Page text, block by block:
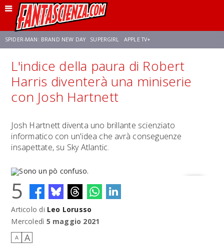
SPIDER-MAN: BRAND NEW DAY SUPERGIRL APPLE TV+
FRANCO RICCIARDIELLO ZENDAYA STAR TREK AVENGERS: DOOMSDAY
SADIE SINK
L'indice della paura di Robert
Harris diventerà una miniserie
con Josh Hartnett
Josh Hartnett diventa uno brillante scienziato
informatico con un'idea che avrà conseguenze
insapettate, su Sky Atlantic.
Sono un pò confuso.
5
Articolo di Leo Lorusso
Mercoledì 5 maggio 2021
A A